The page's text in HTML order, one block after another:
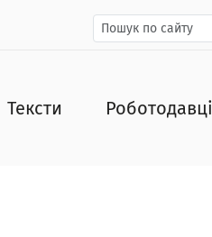
Тексти Роботодавці